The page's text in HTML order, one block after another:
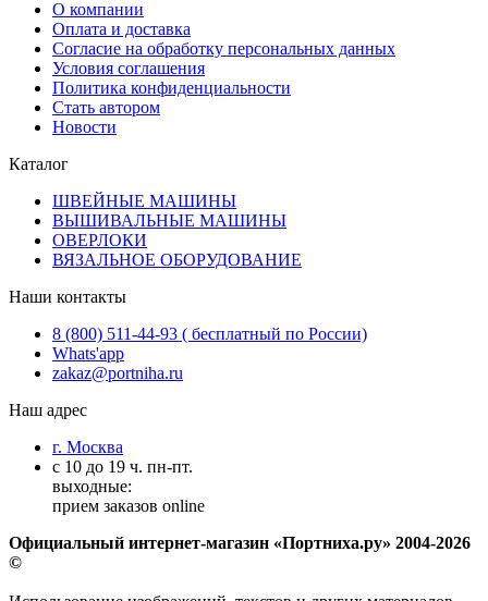
О компании
Оплата и доставка
Согласие на обработку персональных данных
Условия соглашения
Политика конфиденциальности
Стать автором
Новости
Каталог
ШВЕЙНЫЕ МАШИНЫ
ВЫШИВАЛЬНЫЕ МАШИНЫ
ОВЕРЛОКИ
ВЯЗАЛЬНОЕ ОБОРУДОВАНИЕ
Наши контакты
8 (800) 511-44-93 ( бесплатный по России)
Whats'app
zakaz@portniha.ru
Наш адрес
г. Москва
с 10 до 19 ч. пн-пт.
выходные:
прием заказов online
Официальный интернет-магазин «Портниха.ру» 2004-2026
©